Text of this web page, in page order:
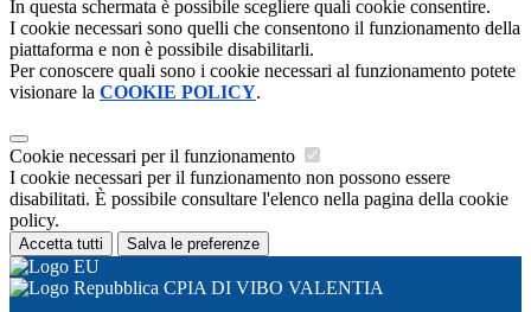
In questa schermata è possibile scegliere quali cookie consentire.
I cookie necessari sono quelli che consentono il funzionamento della
piattaforma e non è possibile disabilitarli.
Per conoscere quali sono i cookie necessari al funzionamento potete
visionare la COOKIE POLICY.
Cookie necessari per il funzionamento
I cookie necessari per il funzionamento non possono essere
disabilitati. È possibile consultare l'elenco nella pagina della cookie
policy.
Accetta tutti Salva le preferenze
CPIA DI VIBO VALENTIA